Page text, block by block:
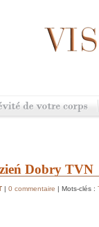
Dobry TVN
| 0 commentaire | Mots-clés :